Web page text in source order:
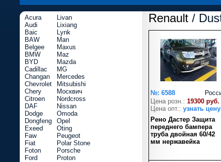
Renault /
№: 6588
Цена розн.: 19300 руб.
Цена опт.: узнать цену
Рено Дастер Защита
переднего бампера
труба двойная 60/42
мм нержавейка
Acura
Audi
Baic
BAW
Belgee
BMW
BYD
Cadillac
Changan
Chevrolet
Chery
Citroen
DAF
Dodge
Dongfeng
Exeed
Faw
Fiat
Foton
Ford
Livan
Lixiang
Lynk
Man
Maxus
Maz
Mazda
MG
Mercedes
Mitsubishi
Москвич
Nordcross
Nissan
Omoda
Opel
Oting
Peugeot
Polar Stone
Porsche
Proton